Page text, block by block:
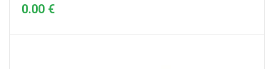
0.00 €